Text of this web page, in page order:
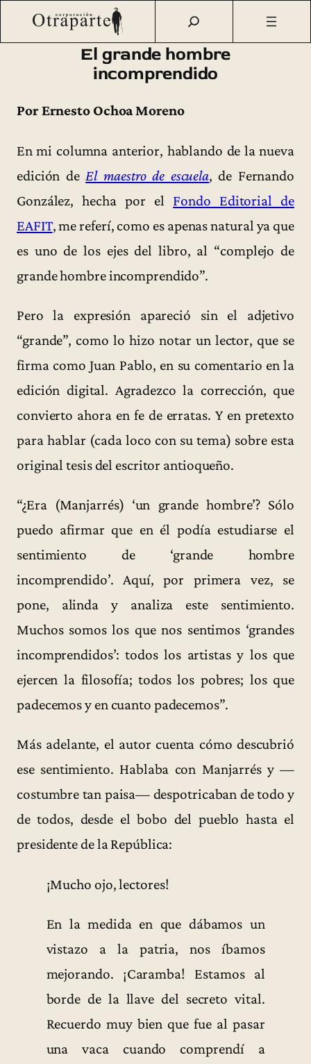
Saltar
Otraparte.org/ Corporación Archivo de prensa
El grande
hombre incomprendido
El grande hombre
incomprendido
Por Ernesto Ochoa Moreno
En mi columna anterior, hablando de la nueva
edición de El maestro de escuela, de Fernando
González, hecha por el Fondo Editorial de
EAFIT, me referí, como es apenas natural ya que
es uno de los ejes del libro, al “complejo de
grande hombre incomprendido”.
Pero la expresión apareció sin el adjetivo
“grande”, como lo hizo notar un lector, que se
firma como Juan Pablo, en su comentario en la
edición digital. Agradezco la corrección, que
convierto ahora en fe de erratas. Y en pretexto
para hablar (cada loco con su tema) sobre esta
original tesis del escritor antioqueño.
“¿Era (Manjarrés) ‘un grande hombre’? Sólo
puedo afirmar que en él podía estudiarse el
sentimiento de ‘grande hombre
incomprendido’. Aquí, por primera vez, se
pone, alinda y analiza este sentimiento.
Muchos somos los que nos sentimos ‘grandes
incomprendidos’: todos los artistas y los que
ejercen la filosofía; todos los pobres; los que
padecemos y en cuanto padecemos”.
Más adelante, el autor cuenta cómo descubrió
ese sentimiento. Hablaba con Manjarrés y —
costumbre tan paisa— despotricaban de todo y
de todos, desde el bobo del pueblo hasta el
presidente de la República:
¡Mucho ojo, lectores!
En la medida en que dábamos un
vistazo a la patria, nos íbamos
mejorando. ¡Caramba! Estamos al
borde de la llave del secreto vital.
Recuerdo muy bien que fue al pasar
una vaca cuando comprendí a